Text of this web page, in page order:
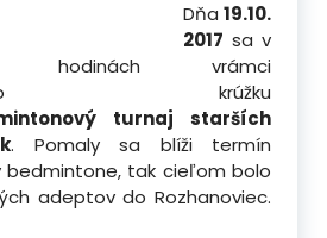
Dňa 19.10.
2017 sa v
hodinách vrámci
krúžku
turnaj starších
. Pomaly sa blíži termín
bedmintone, tak cieľom bolo
adeptov do Rozhanoviec.